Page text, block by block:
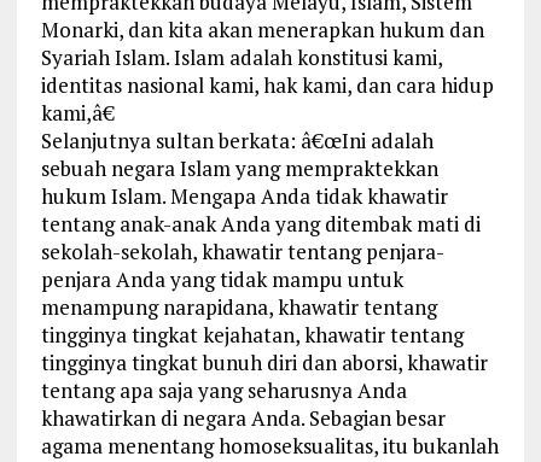
Monarki, dan kita akan menerapkan hukum dan
Syariah Islam. Islam adalah konstitusi kami,
identitas nasional kami, hak kami, dan cara hidup
kami,â€
Selanjutnya sultan berkata: â€œIni adalah
sebuah negara Islam yang mempraktekkan
hukum Islam. Mengapa Anda tidak khawatir
tentang anak-anak Anda yang ditembak mati di
sekolah-sekolah, khawatir tentang penjara-
penjara Anda yang tidak mampu untuk
menampung narapidana, khawatir tentang
tingginya tingkat kejahatan, khawatir tentang
tingginya tingkat bunuh diri dan aborsi, khawatir
tentang apa saja yang seharusnya Anda
khawatirkan di negara Anda. Sebagian besar
agama menentang homoseksualitas, itu bukanlah